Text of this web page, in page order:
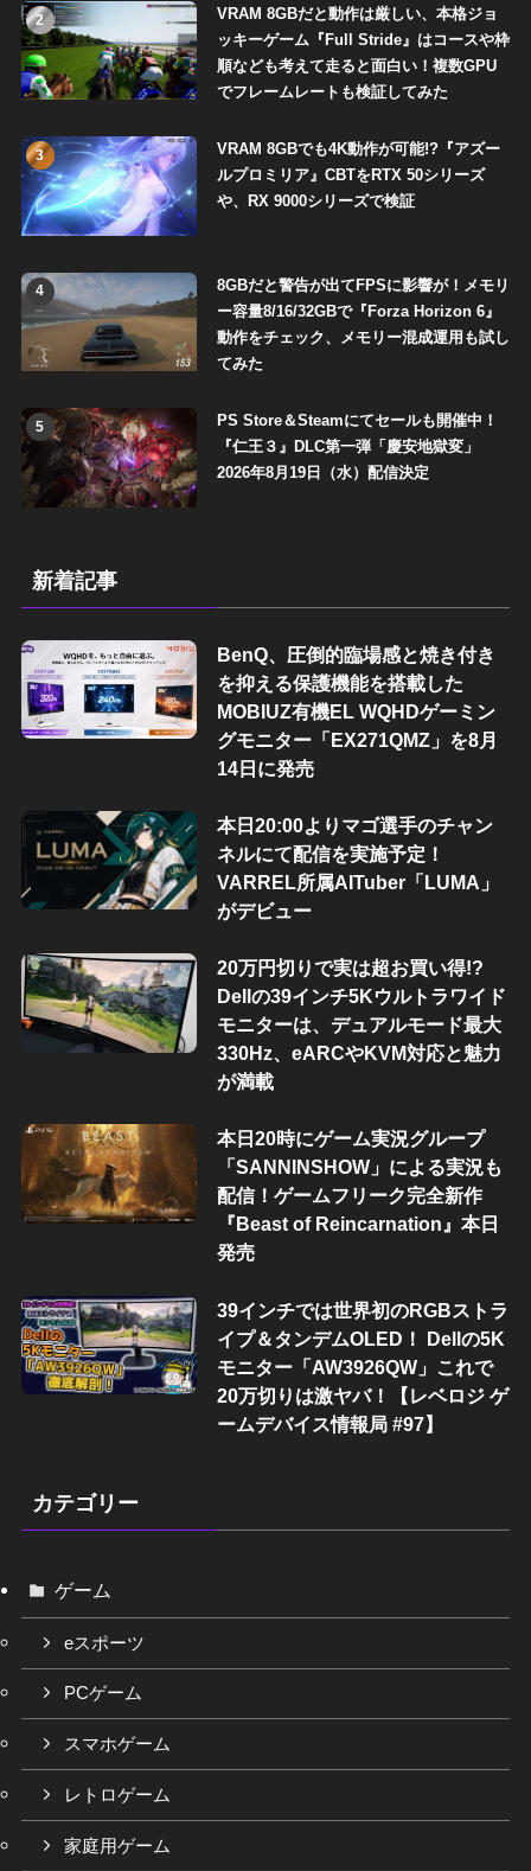
2
VRAM 8GBだと動作は厳しい、本格ジョ
ッキーゲーム『Full Stride』はコースや枠
順なども考えて走ると面白い！複数GPU
でフレームレートも検証してみた
3
VRAM 8GBでも4K動作が可能!?『アズー
ルプロミリア』CBTをRTX 50シリーズ
や、RX 9000シリーズで検証
4
8GBだと警告が出てFPSに影響が！メモリ
ー容量8/16/32GBで『Forza Horizon 6』
動作をチェック、メモリー混成運用も試し
てみた
5
PS Store＆Steamにてセールも開催中！
『仁王３』DLC第一弾「慶安地獄変」
2026年8月19日（水）配信決定
新着記事
BenQ、圧倒的臨場感と焼き付き
を抑える保護機能を搭載した
MOBIUZ有機EL WQHDゲーミン
グモニター「EX271QMZ」を8月
14日に発売
本日20:00よりマゴ選手のチャン
ネルにて配信を実施予定！
VARREL所属AITuber「LUMA」
がデビュー
20万円切りで実は超お買い得!?
Dellの39インチ5Kウルトラワイド
モニターは、デュアルモード最大
330Hz、eARCやKVM対応と魅力
が満載
本日20時にゲーム実況グループ
「SANNINSHOW」による実況も
配信！ゲームフリーク完全新作
『Beast of Reincarnation』本日
発売
39インチでは世界初のRGBストラ
イプ＆タンデムOLED！ Dellの5K
モニター「AW3926QW」これで
20万切りは激ヤバ！【レベロジ ゲ
ームデバイス情報局 #97】
カテゴリー
ゲーム
eスポーツ
PCゲーム
スマホゲーム
レトロゲーム
家庭用ゲーム